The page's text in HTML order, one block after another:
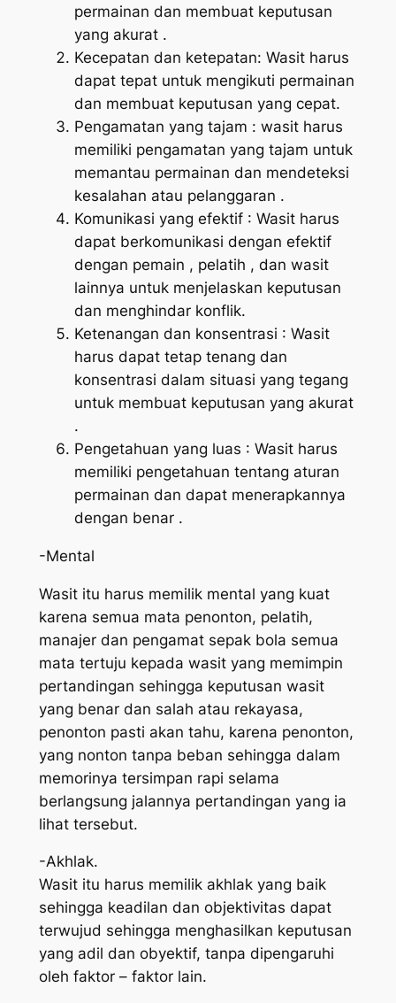
permainan dan membuat keputusan
yang akurat .
Kecepatan dan ketepatan: Wasit harus
dapat tepat untuk mengikuti permainan
dan membuat keputusan yang cepat.
Pengamatan yang tajam : wasit harus
memiliki pengamatan yang tajam untuk
memantau permainan dan mendeteksi
kesalahan atau pelanggaran .
Komunikasi yang efektif : Wasit harus
dapat berkomunikasi dengan efektif
dengan pemain , pelatih , dan wasit
lainnya untuk menjelaskan keputusan
dan menghindar konflik.
Ketenangan dan konsentrasi : Wasit
harus dapat tetap tenang dan
konsentrasi dalam situasi yang tegang
untuk membuat keputusan yang akurat
.
Pengetahuan yang luas : Wasit harus
memiliki pengetahuan tentang aturan
permainan dan dapat menerapkannya
dengan benar .
-Mental
Wasit itu harus memilik mental yang kuat
karena semua mata penonton, pelatih,
manajer dan pengamat sepak bola semua
mata tertuju kepada wasit yang memimpin
pertandingan sehingga keputusan wasit
yang benar dan salah atau rekayasa,
penonton pasti akan tahu, karena penonton,
yang nonton tanpa beban sehingga dalam
memorinya tersimpan rapi selama
berlangsung jalannya pertandingan yang ia
lihat tersebut.
-Akhlak.
Wasit itu harus memilik akhlak yang baik
sehingga keadilan dan objektivitas dapat
terwujud sehingga menghasilkan keputusan
yang adil dan obyektif, tanpa dipengaruhi
oleh faktor – faktor lain.